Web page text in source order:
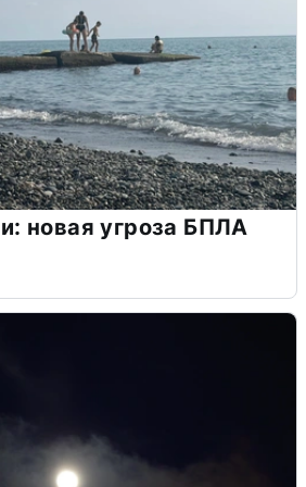
новая угроза БПЛА